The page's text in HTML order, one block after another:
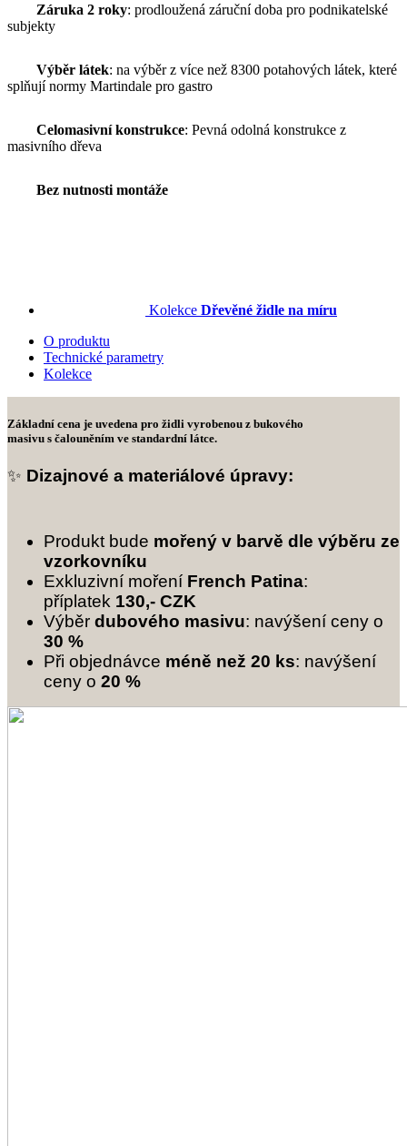
Záruka 2 roky: prodloužená záruční doba pro podnikatelské
subjekty
Výběr látek: na výběr z více než 8300 potahových látek, které
splňují normy Martindale pro gastro
Celomasivní konstrukce: Pevná odolná konstrukce z
masivního dřeva
Bez nutnosti montáže
Kolekce Dřevěné židle na míru
O produktu
Technické parametry
Kolekce
Základní cena je uvedena pro židli vyrobenou z bukového
masivu s čalouněním ve standardní látce.
✨ Dizajnové a materiálové úpravy:
Produkt bude mořený v barvě dle výběru ze
vzorkovníku
Exkluzivní moření French Patina:
příplatek 130,- CZK
Výběr dubového masivu: navýšení ceny o
30 %
Při objednávce méně než 20 ks: navýšení
ceny o 20 %